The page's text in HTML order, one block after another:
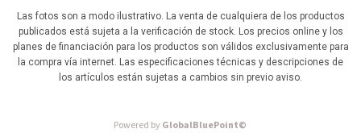
Las fotos son a modo ilustrativo. La venta de cualquiera de los productos
publicados está sujeta a la verificación de stock. Los precios online y los
planes de financiación para los productos son válidos exclusivamente para
la compra vía internet. Las especificaciones técnicas y descripciones de
los artículos están sujetas a cambios sin previo aviso.
Powered byGlobalBluePoint©